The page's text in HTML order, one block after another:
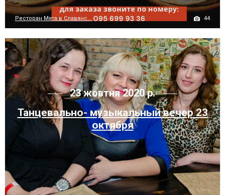
Ресторан Мята в Славянс... 44
23 жовтня 2020 р.
Танцевально- музыкальный вечер 23
октября